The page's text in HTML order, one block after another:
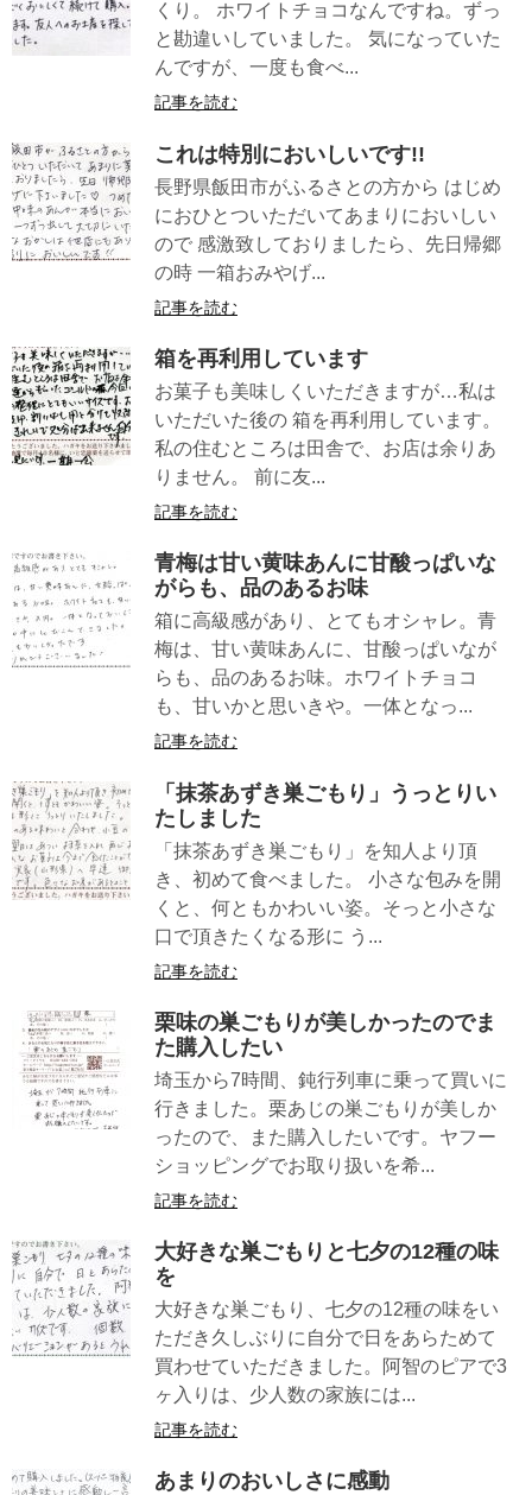
くり。 ホワイトチョコなんですね。ずっ
と勘違いしていました。 気になっていた
んですが、一度も食べ...
記事を読む
これは特別においしいです!!
長野県飯田市がふるさとの方から はじめ
におひとついただいてあまりにおいしい
ので 感激致しておりましたら、先日帰郷
の時 一箱おみやげ...
記事を読む
箱を再利用しています
お菓子も美味しくいただきますが…私は
いただいた後の 箱を再利用しています。
私の住むところは田舎で、お店は余りあ
りません。 前に友...
記事を読む
青梅は甘い黄味あんに甘酸っぱいな
がらも、品のあるお味
箱に高級感があり、とてもオシャレ。青
梅は、甘い黄味あんに、甘酸っぱいなが
らも、品のあるお味。ホワイトチョコ
も、甘いかと思いきや。一体となっ...
記事を読む
「抹茶あずき巣ごもり」うっとりい
たしました
「抹茶あずき巣ごもり」を知人より頂
き、初めて食べました。 小さな包みを開
くと、何ともかわいい姿。そっと小さな
口で頂きたくなる形に う...
記事を読む
栗味の巣ごもりが美しかったのでま
た購入したい
埼玉から7時間、鈍行列車に乗って買いに
行きました。栗あじの巣ごもりが美しか
ったので、また購入したいです。ヤフー
ショッピングでお取り扱いを希...
記事を読む
大好きな巣ごもりと七夕の12種の味
を
大好きな巣ごもり、七夕の12種の味をい
ただき久しぶりに自分で日をあらためて
買わせていただきました。阿智のピアで3
ヶ入りは、少人数の家族には...
記事を読む
あまりのおいしさに感動